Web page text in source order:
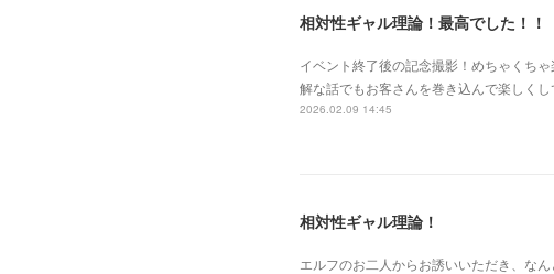
相対性ギャル理論！最高でした！！
イベント終了後の記念撮影！めちゃくち
解な話でもお客さんを巻き込んで楽しく
2026.02.09 14:45
相対性ギャル理論！
エルフのお二人からお誘いいただき、な